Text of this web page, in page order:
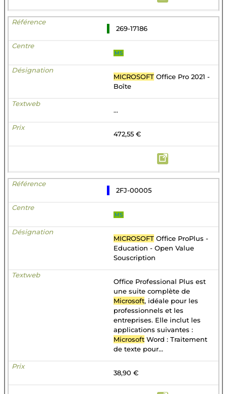
269-17186
MS
MICROSOFT Office Pro 2021 -
Boîte
...
472,55 €
2FJ-00005
MS
MICROSOFT Office ProPlus -
Education - Open Value
Souscription
Office Professional Plus est
une suite complète de
Microsoft, idéale pour les
professionnels et les
entreprises. Elle inclut les
applications suivantes :
Microsoft Word : Traitement
de texte pour...
38,90 €